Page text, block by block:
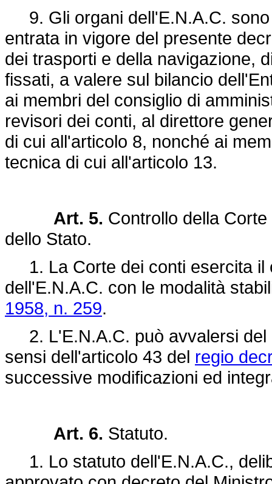
9. Gli organi dell'E.N.A.C. sono
entrata in vigore del presente
dei trasporti e della navigazione,
fissati, a valere sul bilancio
ai membri del consiglio di
revisori dei conti, al direttore
di cui all'articolo 8, nonché ai
tecnica di cui all'articolo 13.
Art. 5. Controllo della
dello Stato.
1. La Corte dei conti esercita il
dell'E.N.A.C. con le modalità
1958, n. 259.
2. L'E.N.A.C. può avvalersi del
sensi dell'articolo 43 del regio
successive modificazioni ed
Art. 6. Statuto.
1. Lo statuto dell'E.N.A.C.,